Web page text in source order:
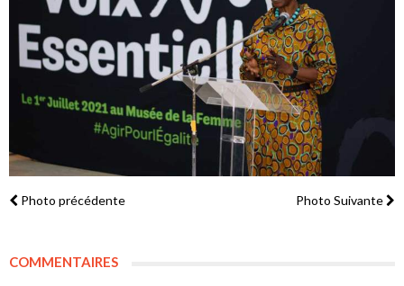
Photo précédente Photo Suivante
COMMENTAIRES